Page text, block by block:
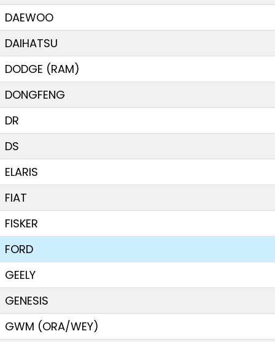
DAEWOO
DAIHATSU
DODGE (RAM)
DONGFENG
DR
DS
ELARIS
FIAT
FISKER
FORD
GEELY
GENESIS
GWM (ORA/WEY)